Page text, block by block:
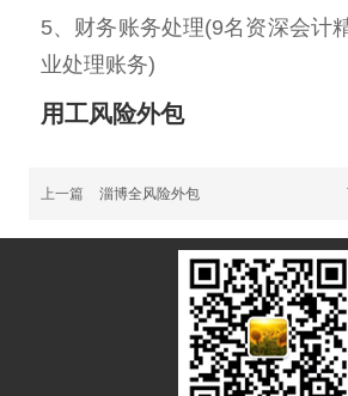
5、财务账务处理(9名资深会计
业处理账务)
用工风险外包
上一篇 淄博全风险外包